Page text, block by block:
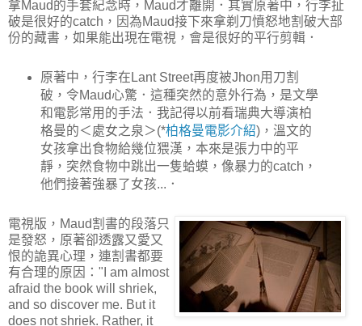
拿Maud的手套紀念時，Maud才離開．其實原著中，行李扯
破是很好的catch，因為Maud接下來拿剃刀憤怒地割破大部
份的藏書，如果能出現在電視，會是很好的平行剪輯．
原著中，行李在Lant Street再度被Jhon用刀割
破，令Maud心驚．這種突然的意外行為，是文學
和電影常用的手法．我記得以前看瑞典大導演柏
格曼的＜處女之泉＞(*柏格曼電影介紹)，溫文的
女孩拿出食物給幾位猥漢，本來是張力中的平
靜，突然食物中跳出一隻蛤蟆，像暴力的catch，
他們接著強暴了女孩...．
電視版，Maud割書的段落只
是發怒，原著卻透露又愛又
恨的詭異心理，連割書都要
有合理的原因："I am almost
afraid the book will shriek,
and so discover me. But it
does not shriek. Rather, it